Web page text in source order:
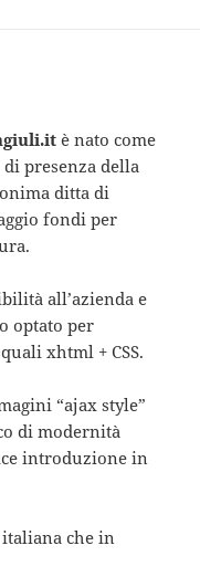
è nato come
presenza della
ditta di
fondi per
all’azienda e
optato per
xhtml + CSS.
“ajax style”
di modernità
introduzione in
che in